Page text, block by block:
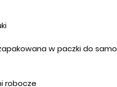
w paczki do
robocze